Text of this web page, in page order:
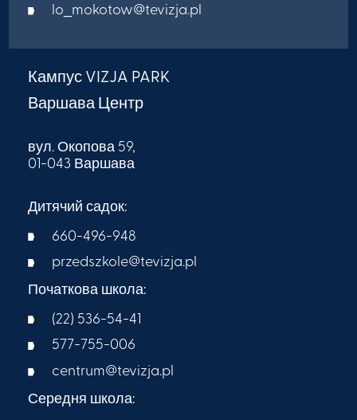
lo_mokotow@tevizja.pl
Кампус VIZJA PARK
Варшава Центр
вул. Окопова 59,
01-043 Варшава
Дитячий садок:
660-496-948
przedszkole@tevizja.pl
Початкова школа:
(22) 536-54-41
577-755-006
centrum@tevizja.pl
Середня школа: